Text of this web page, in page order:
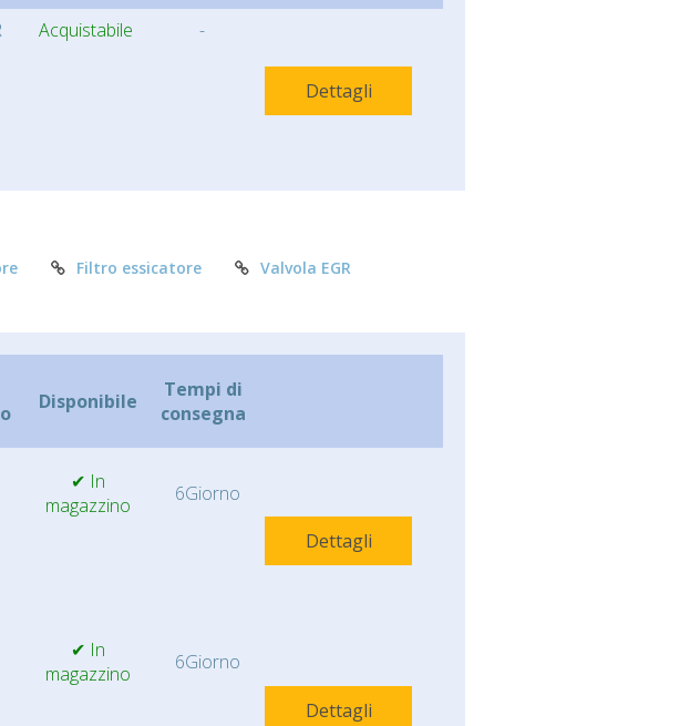
Acquistabile -
Dettagli
Filtro essicatore Valvola EGR
Disponibile
Tempi di
consegna
✔ In
magazzino
6Giorno
Dettagli
✔ In
magazzino
6Giorno
Dettagli